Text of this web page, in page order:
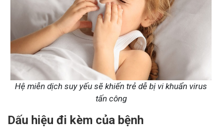
Hệ miễn dịch suy yếu sẽ khiến trẻ dễ bị vi khuẩn virus
tấn công
Dấu hiệu đi kèm của bệnh